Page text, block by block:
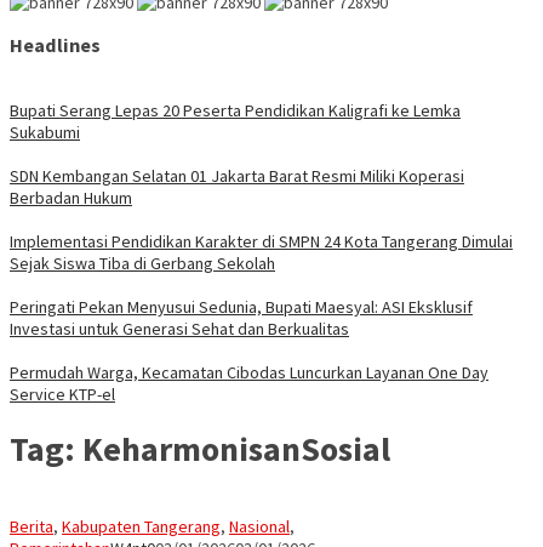
Headlines
Bupati Serang Lepas 20 Peserta Pendidikan Kaligrafi ke Lemka
Sukabumi
SDN Kembangan Selatan 01 Jakarta Barat Resmi Miliki Koperasi
Berbadan Hukum
Implementasi Pendidikan Karakter di SMPN 24 Kota Tangerang Dimulai
Sejak Siswa Tiba di Gerbang Sekolah
Peringati Pekan Menyusui Sedunia, Bupati Maesyal: ASI Eksklusif
Investasi untuk Generasi Sehat dan Berkualitas
Permudah Warga, Kecamatan Cibodas Luncurkan Layanan One Day
Service KTP-el
Tag: KeharmonisanSosial
Berita, Kabupaten Tangerang, Nasional,